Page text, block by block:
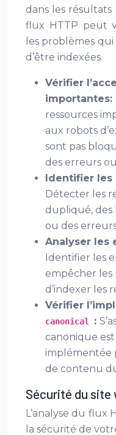
dans les résultats
flux HTTP peut
les problèmes
d’être indexées.
Vérifier
importantes:
ressources
aux robots
sont pas
des erreurs
Identifier les
Détecter les
dupliqué, des
ou des
Analyser les
Identifier les
empêcher
d’indexer les
Vérifier
canonical :
canonique
implémentée
de contenu
Sécurité du site
L’analyse du flux
la sécurité de